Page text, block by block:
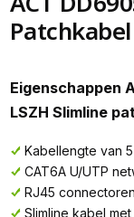
Patchkabel
Eigenschappen
LSZH Slimline
Kabellengte van
CAT6A U/UTP
RJ45
Slimline kabel